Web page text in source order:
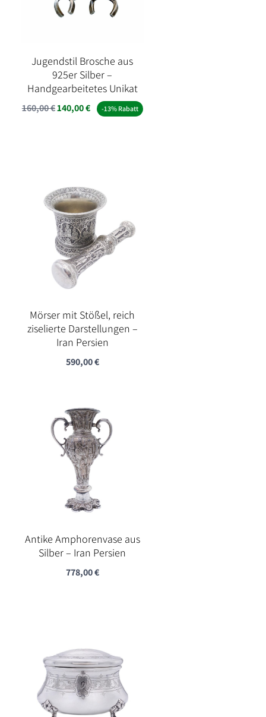
Jugendstil Brosche aus
925er Silber –
Handgearbeitetes Unikat
160,00€Ursprünglicher
140,00€Aktueller
-13% Rabatt
Mörser mit Stößel, reich
ziselierte Darstellungen –
Iran Persien
590,00€
Antike Amphorenvase aus
Silber – Iran Persien
778,00€